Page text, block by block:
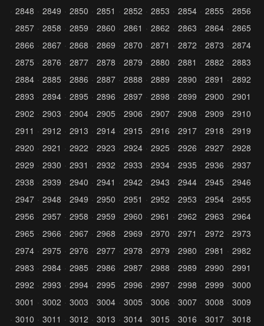
2848
2849 2850 2851 2852 2853 2854 2855
2856
2857
2858 2859 2860 2861 2862 2863 2864
2865
2866
2867 2868 2869 2870 2871 2872 2873
2874
2875
2876 2877 2878 2879 2880 2881 2882
2883
2884
2885 2886 2887 2888 2889 2890 2891
2892
2893
2894 2895 2896 2897 2898 2899 2900
2901
2902
2903 2904 2905 2906 2907 2908 2909
2910
2911
2912 2913 2914 2915 2916 2917 2918
2919
2920
2921 2922 2923 2924 2925 2926 2927
2928
2929
2930 2931 2932 2933 2934 2935 2936
2937
2938
2939 2940 2941 2942 2943 2944 2945
2946
2947
2948 2949 2950 2951 2952 2953 2954
2955
2956
2957 2958 2959 2960 2961 2962 2963
2964
2965
2966 2967 2968 2969 2970 2971 2972
2973
2974
2975 2976 2977 2978 2979 2980 2981
2982
2983
2984 2985 2986 2987 2988 2989 2990
2991
2992
2993 2994 2995 2996 2997 2998 2999
3000
3001
3002 3003 3004 3005 3006 3007 3008
3009
3010
3011 3012 3013 3014 3015 3016 3017 3018